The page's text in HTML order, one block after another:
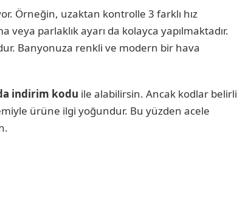
Örneğin, uzaktan kontrolle 3 farklı hız
parlaklık ayarı da kolayca yapılmaktadır.
Banyonuza renkli ve modern bir hava
indirim kodu ile alabilirsin. Ancak kodlar belirli
ürüne ilgi yoğundur. Bu yüzden acele